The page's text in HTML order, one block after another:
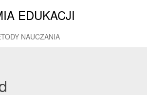
EDUKACJI
NAUCZANIA